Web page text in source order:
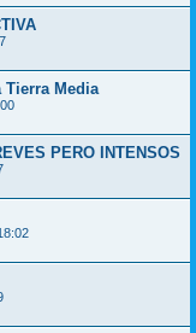
Tierra Media
PERO INTENSOS